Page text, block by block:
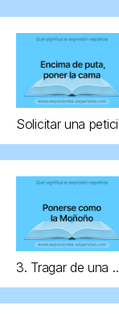
Solicitar una
3. Tragar de una